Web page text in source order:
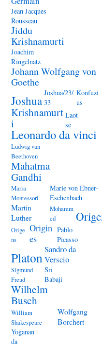
Jean Jacques
Rousseau
Jiddu
Krishnamurti
Joachim
Ringelnatz
Johann Wolfgang von
Goethe
Joshua
Joshua/23/
33
Konfuzi
us
Krishnamurt
i
Laot
se
Leonardo da vinci
Ludwig van
Beethoven
Mahatma
Gandhi
Maria
Montessori
Marie von Ebner-
Eschenbach
Martin
Luther
Mohamm
ed
Orige
ns
Origin
es
Pablo
Picasso
Platon
Sandro da
Verscio
Sigmund
Freud
Sri
Babaji
Wilhelm
Busch
William
Shakespeare
Wolfgang
Borchert
Yoganan
da